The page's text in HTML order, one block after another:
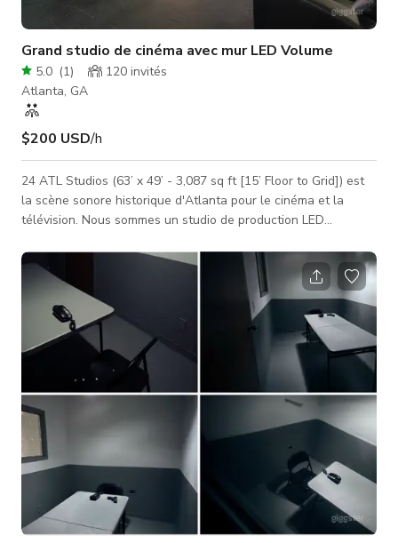
Grand studio de cinéma avec mur LED Volume
5.0 (1) 120 invités
Atlanta, GA
$200 USD/h
24 ATL Studios (63’ x 49’ - 3,087 sq ft [15’ Floor to Grid]) est
la scène sonore historique d'Atlanta pour le cinéma et la
télévision. Nous sommes un studio de production LED
volume LED géant (30’ de large sur 13,6’ de haut) avec deux
murs LED mobiles sur roues (9’ de large sur 10’ de haut) ainsi
que notre mur Hard Cyc. En plus de notre studio insonorisé,
nous proposons également plusieurs ordinateurs de lecture, n